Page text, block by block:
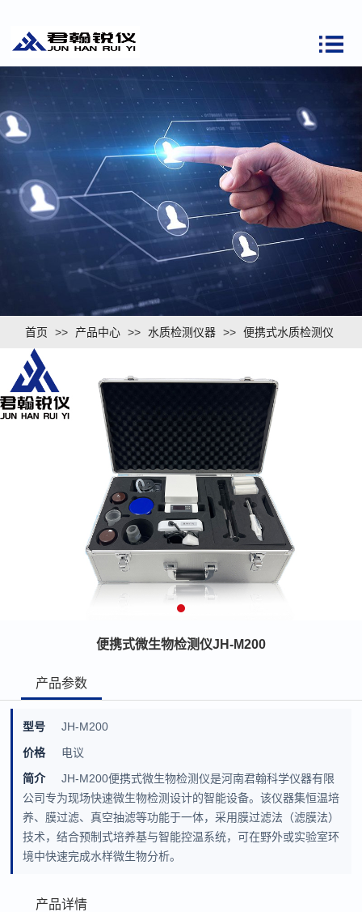
首页 >> 产品中心 >> 水质检测仪器 >> 便携式水质检测仪
便携式微生物检测仪JH-M200
产品参数
型号
JH-M200
价格
电议
简介
JH-M200便携式微生物检测仪是河南君翰科学仪器有限
公司专为现场快速微生物检测设计的智能设备。该仪器集恒温培
养、膜过滤、真空抽滤等功能于一体，采用膜过滤法（滤膜法）
技术，结合预制式培养基与智能控温系统，可在野外或实验室环
境中快速完成水样微生物分析。
产品详情